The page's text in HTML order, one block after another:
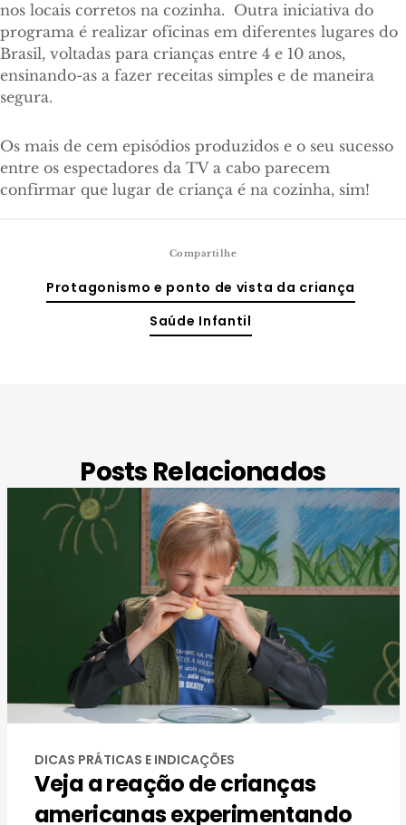
nos locais corretos na cozinha. Outra iniciativa do
programa é realizar oficinas em diferentes lugares do
Brasil, voltadas para crianças entre 4 e 10 anos,
ensinando-as a fazer receitas simples e de maneira
segura.
Os mais de cem episódios produzidos e o seu sucesso
entre os espectadores da TV a cabo parecem
confirmar que lugar de criança é na cozinha, sim!
Compartilhe
Protagonismo e ponto de vista da criança
Saúde Infantil
Posts Relacionados
DICAS PRÁTICAS E INDICAÇÕES
Veja a reação de crianças
americanas experimentando